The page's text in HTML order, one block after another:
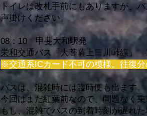
トイレは改札手前にもありますが、
声掛けください。
08：10 甲斐大和駅発
栄和交通バス「大菩薩上日川峠線」
※交通系ICカード不可の模様。往復分
バスは、混雑時には臨時便も出ます。
今回はまだ紅葉前なので、問題なく乗
もし、混雑でバスの到着時刻が遅れ